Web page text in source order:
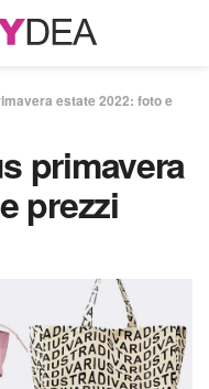
estate 2022: foto e
primavera
prezzi